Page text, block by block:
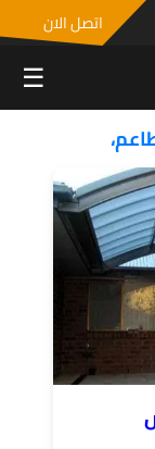
اتصل الان
☰